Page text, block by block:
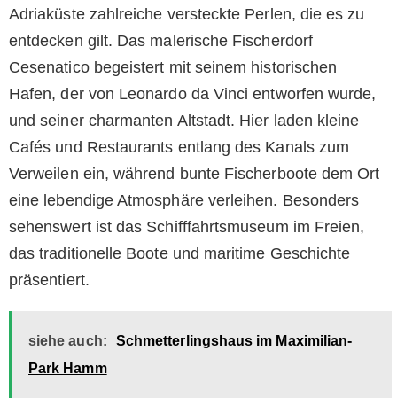
Adriaküste zahlreiche versteckte Perlen, die es zu
entdecken gilt. Das malerische Fischerdorf
Cesenatico begeistert mit seinem historischen
Hafen, der von Leonardo da Vinci entworfen wurde,
und seiner charmanten Altstadt. Hier laden kleine
Cafés und Restaurants entlang des Kanals zum
Verweilen ein, während bunte Fischerboote dem Ort
eine lebendige Atmosphäre verleihen. Besonders
sehenswert ist das Schifffahrtsmuseum im Freien,
das traditionelle Boote und maritime Geschichte
präsentiert.
siehe auch:
Schmetterlingshaus im Maximilian-
Park Hamm